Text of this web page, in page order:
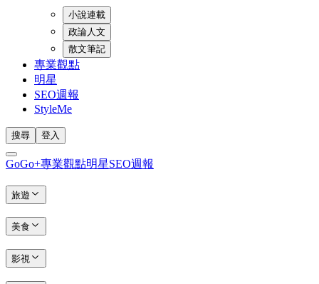
小說連載
政論人文
散文筆記
專業觀點
明星
SEO週報
StyleMe
搜尋 登入
GoGo+專業觀點明星SEO週報
旅遊
美食
影視